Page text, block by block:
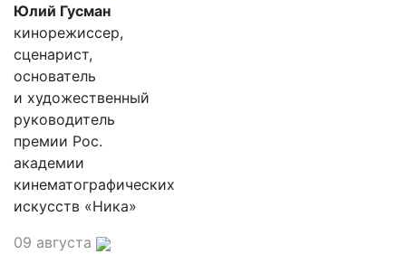
Юлий Гусман
кинорежиссер,
сценарист,
основатель
и художественный
руководитель
премии Рос.
академии
кинематографических
искусств «Ника»
09 августа